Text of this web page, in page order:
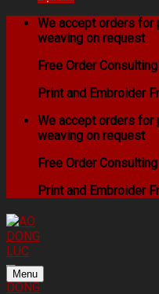
We accept orders for
weaving on request
Free Order
Print and Embroider
We accept orders for
weaving on request
Free Order
Print and Embroider
Menu